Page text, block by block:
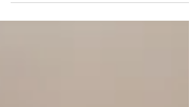
clientes califiquen para re